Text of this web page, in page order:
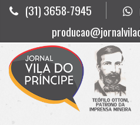
(31) 3658-7945